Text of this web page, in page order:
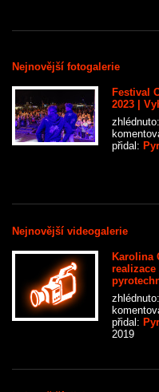
Nejnovější fotogalerie
Festival
2023 |
přidal:
Nejnovější videogalerie
Karolina
realizace
přidal:
2019